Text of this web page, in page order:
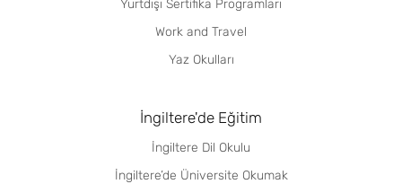
Yurtdışı Sertifika Programları
Work and Travel
Yaz Okulları
İngiltere'de Eğitim
İngiltere Dil Okulu
İngiltere’de Üniversite Okumak